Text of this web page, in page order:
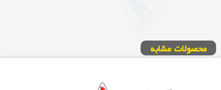
محصولات مشابه